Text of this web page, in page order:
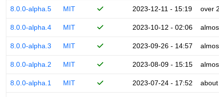
8.0.0-alpha.5 MIT 2023-12-11 - 15:19 over
8.0.0-alpha.4 MIT 2023-10-12 - 02:06
8.0.0-alpha.3 MIT 2023-09-26 - 14:57
8.0.0-alpha.2 MIT 2023-08-09 - 15:15
8.0.0-alpha.1 MIT 2023-07-24 - 17:52